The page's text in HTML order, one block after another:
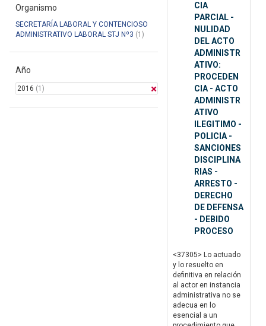
Organismo
SECRETARÍA LABORAL Y CONTENCIOSO
ADMINISTRATIVO LABORAL STJ Nº3 (1)
Año
2016 (1)
CIA
PARCIAL -
NULIDAD
DEL ACTO
ADMINISTR
ATIVO:
PROCEDEN
CIA - ACTO
ADMINISTR
ATIVO
ILEGITIMO -
POLICIA -
SANCIONES
DISCIPLINA
RIAS -
ARRESTO -
DERECHO
DE DEFENSA
- DEBIDO
PROCESO
<37305> Lo actuado
y lo resuelto en
definitiva en relación
al actor en instancia
administrativa no se
adecua en lo
esencial a un